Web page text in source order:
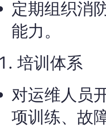
定期组织消
能力。
培训体系
对运维人员
项训练、故